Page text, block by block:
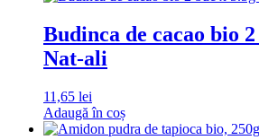
Budinca de cacao bio
Nat-ali
11,65 lei
Adaugă în coș